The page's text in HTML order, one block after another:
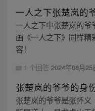
一人之下张楚岚的
一人之下中张楚岚的爷
画《一人之下》同样
容！
1 个回答 2024年08月25
张楚岚的爷爷的身
张楚岚的爷爷是张怀